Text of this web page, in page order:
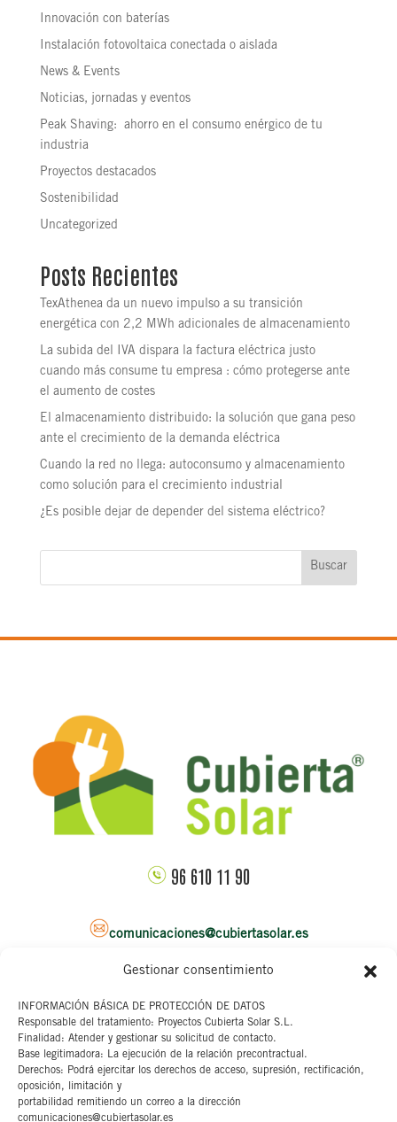
Gestionar consentimiento
INFORMACIÓN BÁSICA DE PROTECCIÓN DE DATOS
Responsable del tratamiento: Proyectos Cubierta Solar S.L.
Finalidad: Atender y gestionar su solicitud de contacto.
Base legitimadora: La ejecución de la relación precontractual.
Derechos: Podrá ejercitar los derechos de acceso, supresión, rectificación,
oposición, limitación y
portabilidad remitiendo un correo a la dirección
comunicaciones@cubiertasolar.es
Innovación con baterías
Instalación fotovoltaica conectada o aislada
News & Events
Noticias, jornadas y eventos
Peak Shaving: ahorro en el consumo enérgico de tu
industria
Proyectos destacados
Sostenibilidad
Uncategorized
Posts Recientes
TexAthenea da un nuevo impulso a su transición
energética con 2,2 MWh adicionales de almacenamiento
La subida del IVA dispara la factura eléctrica justo
cuando más consume tu empresa : cómo protegerse ante
el aumento de costes
El almacenamiento distribuido: la solución que gana peso
ante el crecimiento de la demanda eléctrica
Cuando la red no llega: autoconsumo y almacenamiento
como solución para el crecimiento industrial
¿Es posible dejar de depender del sistema eléctrico?
Buscar
96 610 11 90
comunicaciones@cubiertasolar.es
Sede corporativa
C/ Pascual y Genis, 20
4ª planta
46002 Valencia
Aviso legal